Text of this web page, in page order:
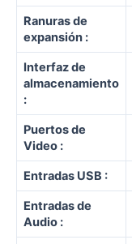
Ranuras de
expansión :
Interfaz de
almacenamiento
:
Puertos de
Video :
Entradas USB :
Entradas de
Audio :